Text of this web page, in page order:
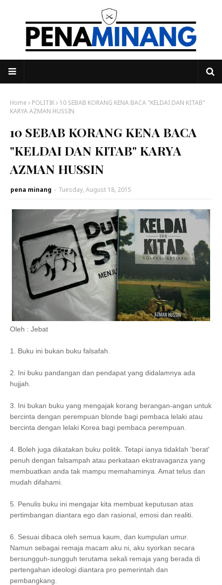
Home POLITIK
10 SEBAB KORANG KENA BACA "KELDAI DAN KITAB"
KARYA AZMAN HUSSIN
10 SEBAB KORANG KENA BACA
"KELDAI DAN KITAB" KARYA
AZMAN HUSSIN
pena minang - Tuesday, August 18, 2015
Oleh : Jebat
1. Buku ini bukan buku falsafah.
2. Ini buku pandangan dan pendapat yang didalamnya ada
hujjah.
3. Ini bukan buku yang mengajak korang berangan-angan untuk
bercinta dengan perempuan blonde bagi pembaca lelaki atau
bercinta dengan lelaki Korea bagi pembaca perempuan.
4. Boleh juga dikatakan buku politik. Tetapi ianya tidaklah 'berat'
penuh dengan falsampah atau perkataan ekstravaganza yang
membuatkan anda tak mampu memahaminya. Amat telus dan
mudah difahami.
5. Penulis buku ini mengajar kita membuat keputusan atas
pertimbangan diantara ego dan rasional, emosi dan realiti.
6. Sesuai dibaca oleh semua kaum, dan kumpulan umur.
Namun sebagai remaja macam aku ni, aku syorkan secara
bersungguh-sungguh terutama sekali remaja yang berada di
pertengahan ideologi diantara pro pemerintah dan
pembangkang.